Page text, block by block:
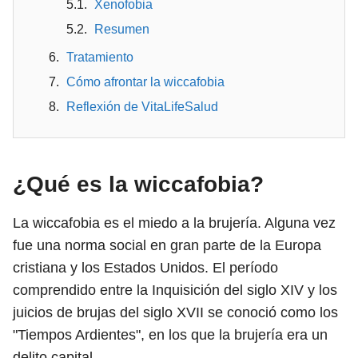
Xenofobia
Resumen
Tratamiento
Cómo afrontar la wiccafobia
Reflexión de VitaLifeSalud
¿Qué es la wiccafobia?
La wiccafobia es el miedo a la brujería. Alguna vez
fue una norma social en gran parte de la Europa
cristiana y los Estados Unidos. El período
comprendido entre la Inquisición del siglo XIV y los
juicios de brujas del siglo XVII se conoció como los
"Tiempos Ardientes", en los que la brujería era un